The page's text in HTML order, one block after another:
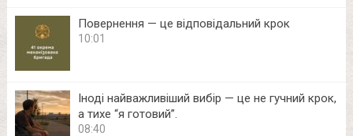
Повернення — це відповідальний крок
10:01
Іноді найважливіший вибір — це не гучний крок,
а тихе “я готовий”.
08:40